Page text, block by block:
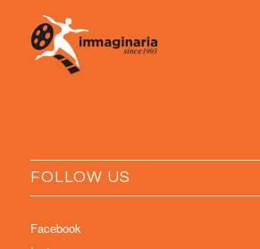
FOLLOW US
Facebook